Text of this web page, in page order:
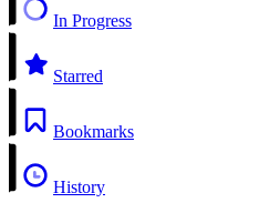
In Progress
Starred
Bookmarks
History